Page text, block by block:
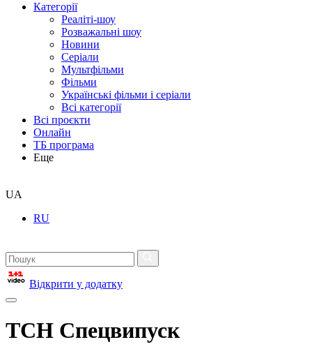
Категорії
Реаліті-шоу
Розважальні шоу
Новини
Серіали
Мультфільми
Фільми
Українські фільми і серіали
Всі категорії
Всі проєкти
Онлайн
ТБ програма
Еще
UA
RU
Відкрити у додатку
ТСН Спецвипуск